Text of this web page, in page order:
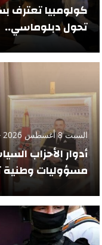
كولومبيا تعترف
تحول دبلوماسي..
السبت 8 أغسطس 2026 - 09:50
أدوار الأحزاب
مسؤوليات وطنية